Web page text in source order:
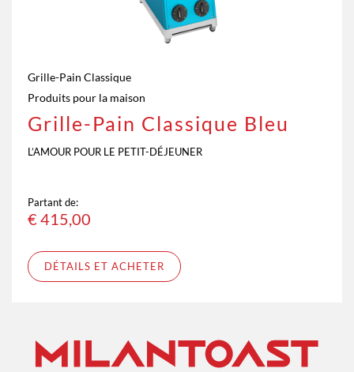
Grille-Pain Classique
Produits pour la maison
Grille-Pain Classique Bleu
L’AMOUR POUR LE PETIT-DÉJEUNER
Partant de:
€ 415,00
DÉTAILS ET ACHETER